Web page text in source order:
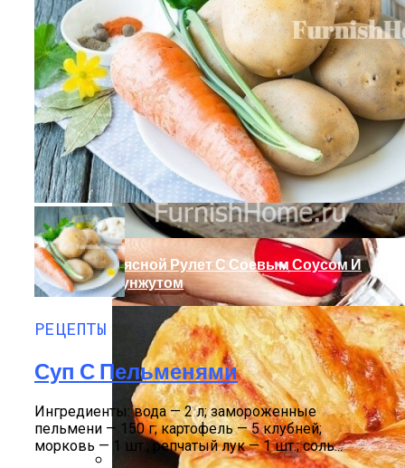
Почему Нельзя Повторно Кипятить
Воду Для Приготовления Чая Или Кофе
Маникюр С Разноцветными
Стрелочками
Мясной Рулет С Соевым Соусом И
Кунжутом
РЕЦЕПТЫ
Суп С Пельменями
Ингредиенты: вода — 2 л; замороженные
пельмени — 150 г; картофель — 5 клубней;
морковь — 1 шт.; репчатый лук — 1 шт.; соль...